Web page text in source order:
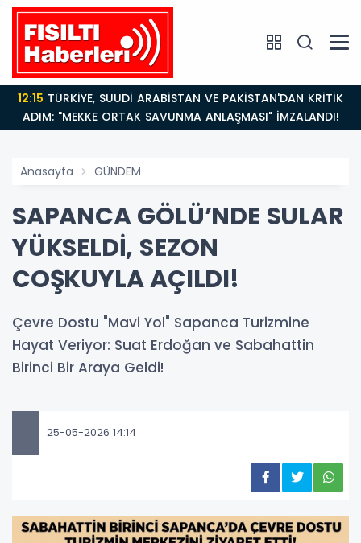
12:15
ADIM: "MEKKE ORTAK SAVUNMA ANLAŞMASI" İMZALANDI!
Anasayfa GÜNDEM
SAPANCA GÖLÜ’NDE SULAR
YÜKSELDİ, SEZON
COŞKUYLA AÇILDI!
Çevre Dostu "Mavi Yol" Sapanca Turizmine
Hayat Veriyor: Suat Erdoğan ve Sabahattin
Birinci Bir Araya Geldi!
25-05-2026 14:14